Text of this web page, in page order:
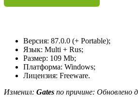
Версия: 87.0.0 (+ Portable);
Язык: Multi + Rus;
Размер: 109 Mb;
Платформа: Windows;
Лицензия: Freeware.
Изменил: Gates по причине: Обновлено